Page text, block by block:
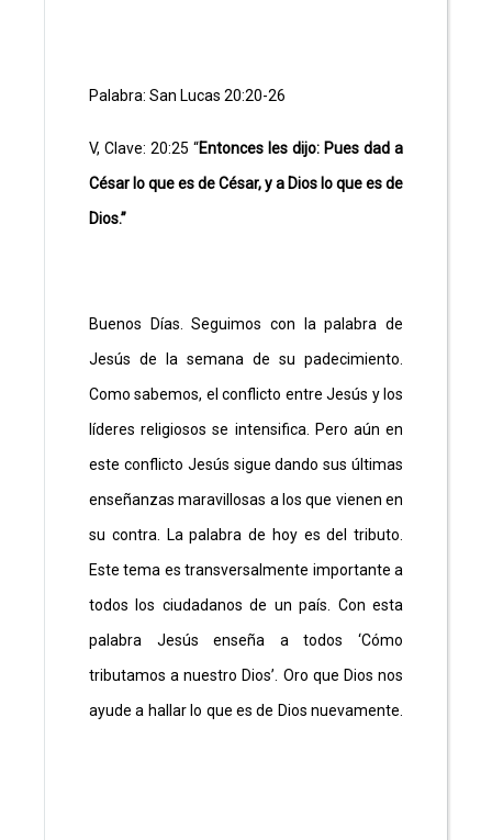
Palabra: San Lucas 20:20-26
V, Clave: 20:25 “Entonces les dijo: Pues dad a
César lo que es de César, y a Dios lo que es de
Dios.”
Buenos Días. Seguimos con la palabra de
Jesús de la semana de su padecimiento.
Como sabemos, el conflicto entre Jesús y los
líderes religiosos se intensifica. Pero aún en
este conflicto Jesús sigue dando sus últimas
enseñanzas maravillosas a los que vienen en
su contra. La palabra de hoy es del tributo.
Este tema es transversalmente importante a
todos los ciudadanos de un país. Con esta
palabra Jesús enseña a todos ‘Cómo
tributamos a nuestro Dios’. Oro que Dios nos
ayude a hallar lo que es de Dios nuevamente.